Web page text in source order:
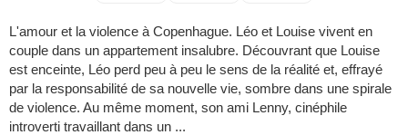
L'amour et la violence à Copenhague. Léo et Louise vivent en
couple dans un appartement insalubre. Découvrant que Louise
est enceinte, Léo perd peu à peu le sens de la réalité et, effrayé
par la responsabilité de sa nouvelle vie, sombre dans une spirale
de violence. Au même moment, son ami Lenny, cinéphile
introverti travaillant dans un ...